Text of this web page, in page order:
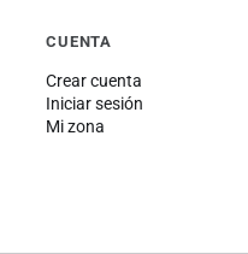
CUENTA
Crear cuenta
Iniciar sesión
Mi zona